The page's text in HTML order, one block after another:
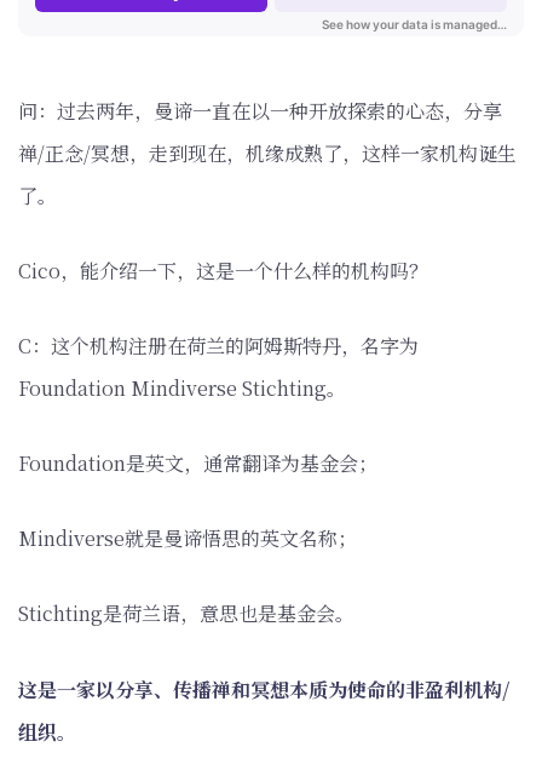
问：过去两年，曼谛一直在以一种开放探索的心态，分享
禅/正念/冥想，走到现在，机缘成熟了，这样一家机构诞生
了。
Cico，能介绍一下，这是一个什么样的机构吗？
C：这个机构注册在荷兰的阿姆斯特丹，名字为
Foundation Mindiverse Stichting。
Foundation是英文，通常翻译为基金会；
Mindiverse就是曼谛悟思的英文名称；
Stichting是荷兰语，意思也是基金会。
这是一家以分享、传播禅和冥想本质为使命的非盈利机构/
组织。